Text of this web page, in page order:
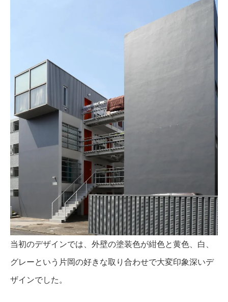
当初のデザインでは、外壁の塗装色が紺色と黄色、白、
グレーという片岡の好きな取り合わせで大変印象深いデ
ザインでした。